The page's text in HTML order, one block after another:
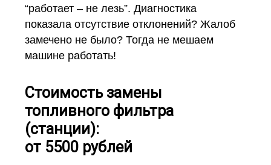
“работает – не лезь”. Диагностика
показала отсутствие отклонений? Жалоб
замечено не было? Тогда не мешаем
машине работать!
Стоимость замены
топливного фильтра
(станции):
от 5500 рублей